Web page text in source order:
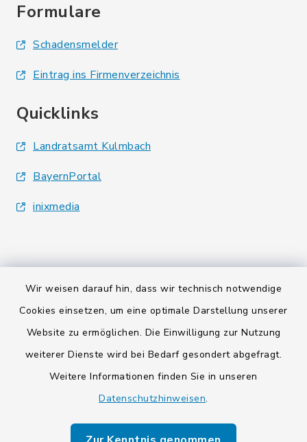
Wir weisen darauf hin, dass wir technisch notwendige
Cookies einsetzen, um eine optimale Darstellung unserer
Website zu ermöglichen. Die Einwilligung zur Nutzung
weiterer Dienste wird bei Bedarf gesondert abgefragt.
Weitere Informationen finden Sie in unseren
Datenschutzhinweisen.
Formulare
Schadensmelder
Eintrag ins Firmenverzeichnis
Quicklinks
Landratsamt Kulmbach
BayernPortal
inixmedia
Kontakt
Datenschutz